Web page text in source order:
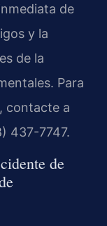
de
y la
de la
Para
contacte a
437-7747.
de